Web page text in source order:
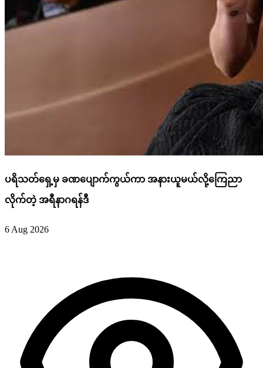
ပရိသတ်ရှေ့မှ ခဏပျောက်ကွယ်ကာ အနားယူမယ်လို့ကြေညာ
လိုက်တဲ့ အရီနာဂရန်ဒီ
6 Aug 2026